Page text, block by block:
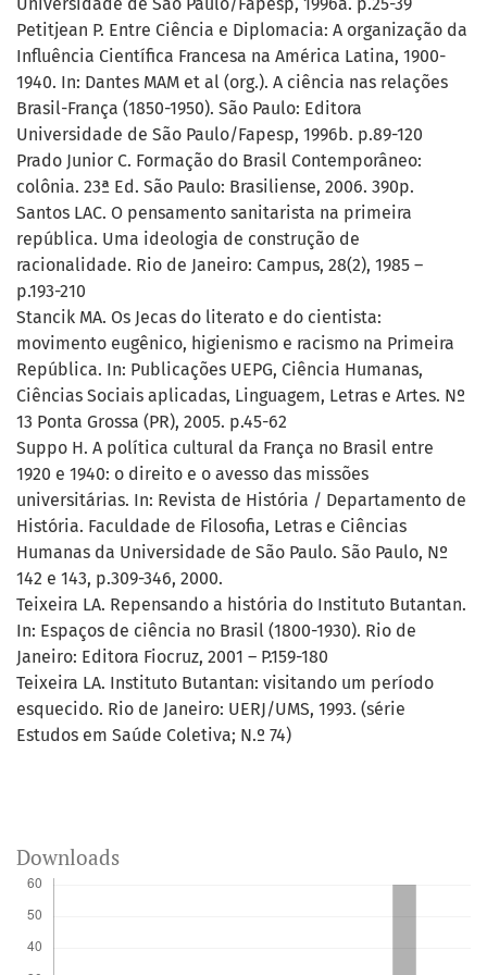
Universidade de São Paulo/Fapesp, 1996a. p.25-39
Petitjean P. Entre Ciência e Diplomacia: A organização da
Influência Científica Francesa na América Latina, 1900-
1940. In: Dantes MAM et al (org.). A ciência nas relações
Brasil-França (1850-1950). São Paulo: Editora
Universidade de São Paulo/Fapesp, 1996b. p.89-120
Prado Junior C. Formação do Brasil Contemporâneo:
colônia. 23ª Ed. São Paulo: Brasiliense, 2006. 390p.
Santos LAC. O pensamento sanitarista na primeira
república. Uma ideologia de construção de
racionalidade. Rio de Janeiro: Campus, 28(2), 1985 –
p.193-210
Stancik MA. Os Jecas do literato e do cientista:
movimento eugênico, higienismo e racismo na Primeira
República. In: Publicações UEPG, Ciência Humanas,
Ciências Sociais aplicadas, Linguagem, Letras e Artes. Nº
13 Ponta Grossa (PR), 2005. p.45-62
Suppo H. A política cultural da França no Brasil entre
1920 e 1940: o direito e o avesso das missões
universitárias. In: Revista de História / Departamento de
História. Faculdade de Filosofia, Letras e Ciências
Humanas da Universidade de São Paulo. São Paulo, Nº
142 e 143, p.309-346, 2000.
Teixeira LA. Repensando a história do Instituto Butantan.
In: Espaços de ciência no Brasil (1800-1930). Rio de
Janeiro: Editora Fiocruz, 2001 – P.159-180
Teixeira LA. Instituto Butantan: visitando um período
esquecido. Rio de Janeiro: UERJ/UMS, 1993. (série
Estudos em Saúde Coletiva; N.º 74)
Downloads